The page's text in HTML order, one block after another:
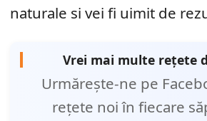
naturale si vei fi uimit de
Vrei mai multe rețete
Urmărește-ne pe
rețete noi în fiecare